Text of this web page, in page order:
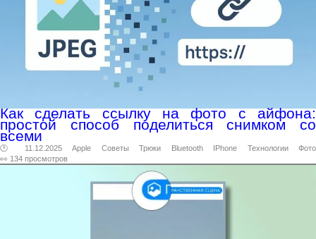
Как сделать ссылку на фото с айфона:
простой способ поделиться снимком со
всеми
🕑 11.12.2025 Apple Советы Трюки Bluetooth IPhone Технологии
Фото
👀 134 просмотров